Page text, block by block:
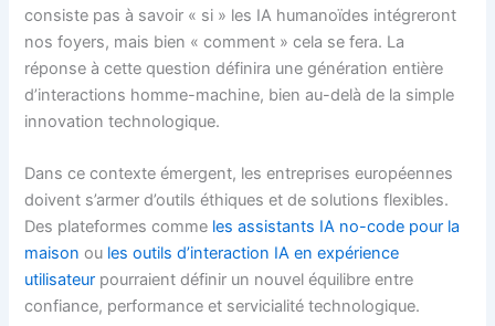
consiste pas à savoir « si » les IA humanoïdes intégreront
nos foyers, mais bien « comment » cela se fera. La
réponse à cette question définira une génération entière
d’interactions homme-machine, bien au-delà de la simple
innovation technologique.
Dans ce contexte émergent, les entreprises européennes
doivent s’armer d’outils éthiques et de solutions flexibles.
Des plateformes comme les assistants IA no-code pour la
maison ou les outils d’interaction IA en expérience
utilisateur pourraient définir un nouvel équilibre entre
confiance, performance et servicialité technologique.